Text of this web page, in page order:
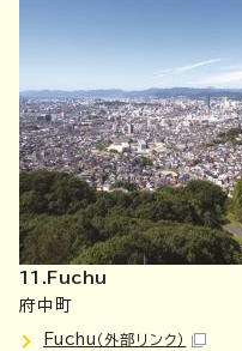
11.Fuchu
府中町
Fuchu （外部リンク）